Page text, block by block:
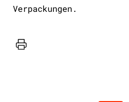
Verpackungen.
Drucker